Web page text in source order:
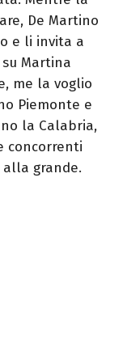
De Martino
e li invita a
Martina
me la voglio
Piemonte e
la Calabria,
concorrenti
grande.